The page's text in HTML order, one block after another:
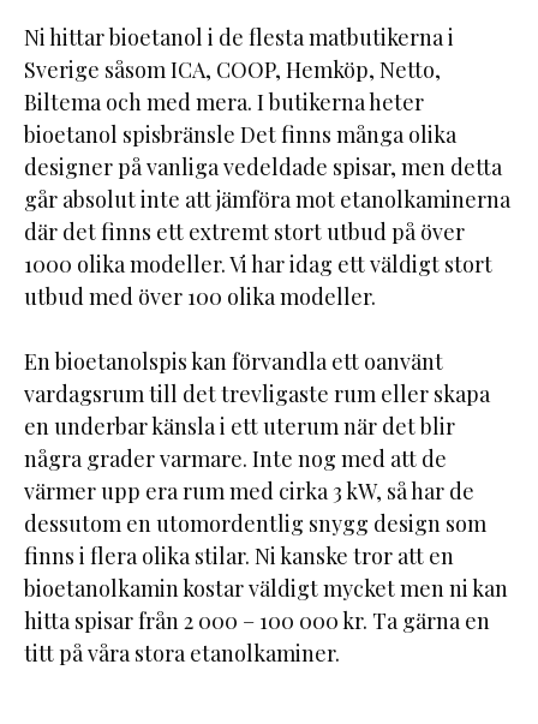
Ni hittar bioetanol i de flesta matbutikerna i
Sverige såsom ICA, COOP, Hemköp, Netto,
Biltema och med mera. I butikerna heter
bioetanol spisbränsle Det finns många olika
designer på vanliga vedeldade spisar, men detta
går absolut inte att jämföra mot etanolkaminerna
där det finns ett extremt stort utbud på över
1000 olika modeller. Vi har idag ett väldigt stort
utbud med över 100 olika modeller.
En bioetanolspis kan förvandla ett oanvänt
vardagsrum till det trevligaste rum eller skapa
en underbar känsla i ett uterum när det blir
några grader varmare. Inte nog med att de
värmer upp era rum med cirka 3 kW, så har de
dessutom en utomordentlig snygg design som
finns i flera olika stilar. Ni kanske tror att en
bioetanolkamin kostar väldigt mycket men ni kan
hitta spisar från 2 000 – 100 000 kr. Ta gärna en
titt på våra stora etanolkaminer.